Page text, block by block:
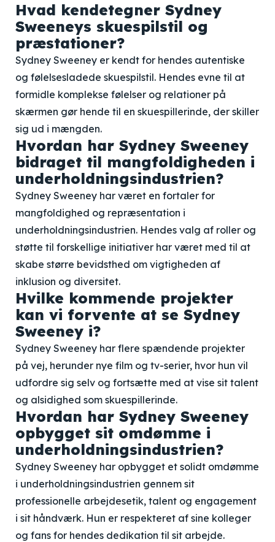
Hvad kendetegner Sydney
Sweeneys skuespilstil og
præstationer?
Sydney Sweeney er kendt for hendes autentiske
og følelsesladede skuespilstil. Hendes evne til at
formidle komplekse følelser og relationer på
skærmen gør hende til en skuespillerinde, der skiller
sig ud i mængden.
Hvordan har Sydney Sweeney
bidraget til mangfoldigheden i
underholdningsindustrien?
Sydney Sweeney har været en fortaler for
mangfoldighed og repræsentation i
underholdningsindustrien. Hendes valg af roller og
støtte til forskellige initiativer har været med til at
skabe større bevidsthed om vigtigheden af
inklusion og diversitet.
Hvilke kommende projekter
kan vi forvente at se Sydney
Sweeney i?
Sydney Sweeney har flere spændende projekter
på vej, herunder nye film og tv-serier, hvor hun vil
udfordre sig selv og fortsætte med at vise sit talent
og alsidighed som skuespillerinde.
Hvordan har Sydney Sweeney
opbygget sit omdømme i
underholdningsindustrien?
Sydney Sweeney har opbygget et solidt omdømme
i underholdningsindustrien gennem sit
professionelle arbejdesetik, talent og engagement
i sit håndværk. Hun er respekteret af sine kolleger
og fans for hendes dedikation til sit arbejde.